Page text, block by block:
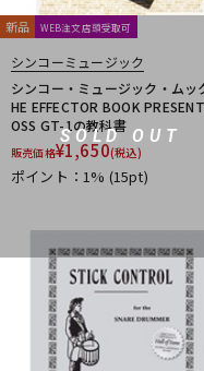
TV Jones
ULTIMATE
V-Z
Van Damme Vega-Trem
VIBRAMATE
Vigier
WALRUS AUDIO
WHITEFEATHER
Wilkinson
YAMAHA
ZAOLLA
320design アトス・イ
カエルカフェ
キョーリツ
スーパーキッズ
ねこだ
フォンテック
ヤマハミ
ヤマハミュージックトレー
リットーミュージック
SOLD OUT
新品 WEB注文店頭受取可
シンコーミュージック
シンコー・ミュージック・ムッ
HE EFFECTOR BOOK
OSS GT-1の教科書
販売価格¥1,650(税込)
ポイント：1% (15pt)